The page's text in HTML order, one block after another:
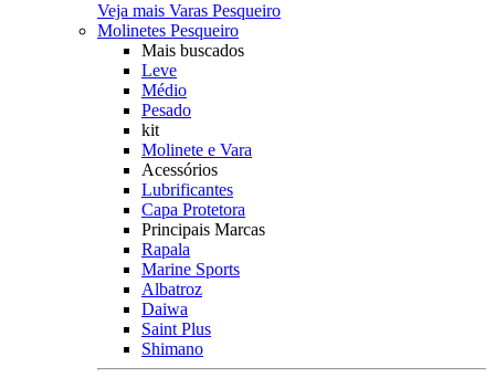
Veja mais Varas Pesqueiro
Molinetes Pesqueiro
Mais buscados
Leve
Médio
Pesado
kit
Molinete e Vara
Acessórios
Lubrificantes
Capa Protetora
Principais Marcas
Rapala
Marine Sports
Albatroz
Daiwa
Saint Plus
Shimano